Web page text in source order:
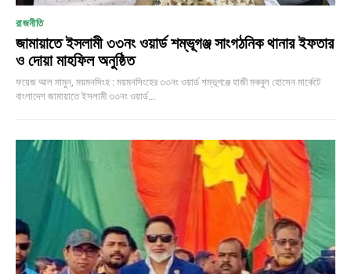
রাজনীতি
জামায়াতে ইসলামী ৩৩নং ওয়ার্ড শম্ভূগঞ্জ সাংগঠনিক থানার ইফতার
ও দোয়া মাহফিল অনুষ্ঠিত
ফয়েজ আল মামুন, ময়মনসিংহ : ময়মনসিংহের ৩৩নং ওয়ার্ড শম্ভূগঞ্জে হাজী মকবুল হোসেন মার্কেটে
বাংলাদেশ জামায়াতে ইসলামী ৩৩নং ওয়ার্ড...